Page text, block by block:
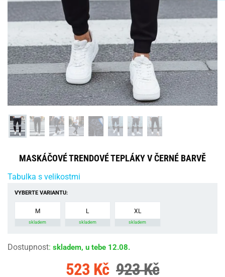
MASKÁČOVÉ TRENDOVÉ TEPLÁKY V ČERNÉ BARVĚ
Tabulka s velikostmi
VYBERTE VARIANTU:
M
skladem
L
skladem
XL
skladem
Dostupnost: skladem, u tebe 12.08.
523 Kč 923 Kč